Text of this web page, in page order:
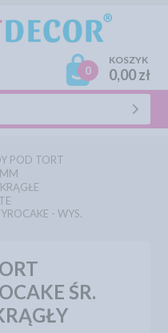
0
KOSZYK
0,00 zł
POD TORT
- WYS.
ŚR.